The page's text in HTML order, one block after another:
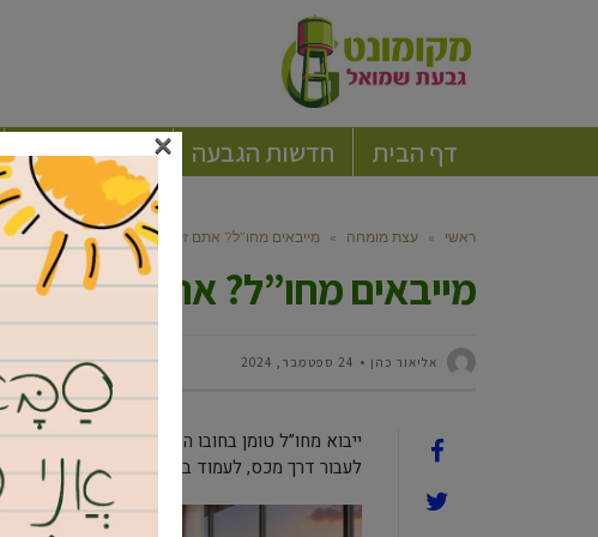
דף הבית חדשות הגבעה חברה וקהילה
ראשי » עצת מומחה » מייבאים מחו”ל? אתם זקוקים לעמיל מכס לצידם
מייבאים מחו”ל? אתם זקוקים
24 ספטמבר, 2024
ייבוא מחו”ל טומן בחובו הזדמנויות עסקיות
לעבור דרך מכס, לעמוד בדרישות החוקיות
×